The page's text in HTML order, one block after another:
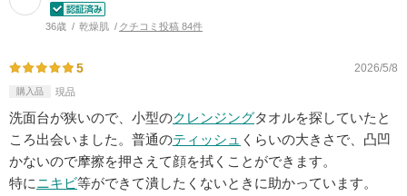
36歳 乾燥肌 クチコミ投稿 84件
5 2026/5/8
購入品 現品
洗面台が狭いので、小型のクレンジングタオルを探していたと
ころ出会いました。普通のティッシュ くらいの大きさで、凸凹
かないので摩擦を押さえて顔を拭くことができます。
特にニキビ等ができて潰したくないときに助かっています。